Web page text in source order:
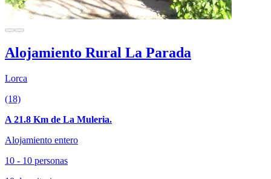
Alojamiento Rural La Parada
Lorca
(18)
A 21.8 Km de La Muleria.
Alojamiento entero
10 - 10 personas